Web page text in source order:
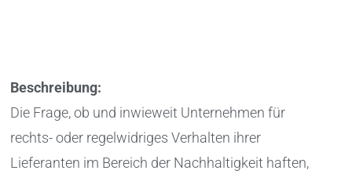
Beschreibung:
Die Frage, ob und inwieweit Unternehmen für
rechts- oder regelwidriges Verhalten ihrer
Lieferanten im Bereich der Nachhaltigkeit haften,